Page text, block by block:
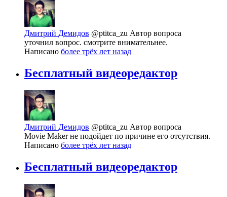
Дмитрий Демидов @ptitca_zu Автор вопроса
уточнил вопрос. смотрите внимательнее.
Написано более трёх лет назад
Бесплатный видеоредактор
Дмитрий Демидов @ptitca_zu Автор вопроса
Movie Maker не подойдет по причине его отсутствия.
Написано более трёх лет назад
Бесплатный видеоредактор